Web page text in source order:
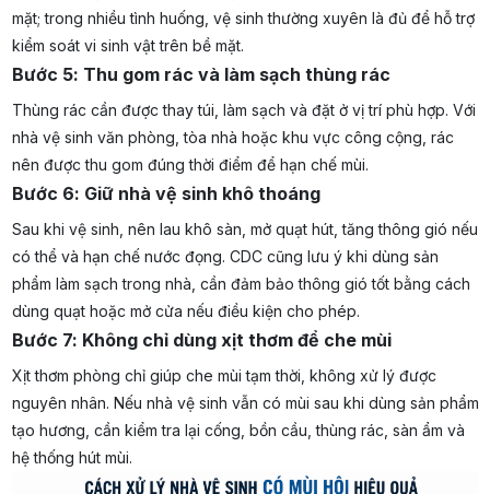
mặt; trong nhiều tình huống, vệ sinh thường xuyên là đủ để hỗ trợ
kiểm soát vi sinh vật trên bề mặt.
Bước 5: Thu gom rác và làm sạch thùng rác
Thùng rác cần được thay túi, làm sạch và đặt ở vị trí phù hợp. Với
nhà vệ sinh văn phòng, tòa nhà hoặc khu vực công cộng, rác
nên được thu gom đúng thời điểm để hạn chế mùi.
Bước 6: Giữ nhà vệ sinh khô thoáng
Sau khi vệ sinh, nên lau khô sàn, mở quạt hút, tăng thông gió nếu
có thể và hạn chế nước đọng. CDC cũng lưu ý khi dùng sản
phẩm làm sạch trong nhà, cần đảm bảo thông gió tốt bằng cách
dùng quạt hoặc mở cửa nếu điều kiện cho phép.
Bước 7: Không chỉ dùng xịt thơm để che mùi
Xịt thơm phòng chỉ giúp che mùi tạm thời, không xử lý được
nguyên nhân. Nếu nhà vệ sinh vẫn có mùi sau khi dùng sản phẩm
tạo hương, cần kiểm tra lại cống, bồn cầu, thùng rác, sàn ẩm và
hệ thống hút mùi.